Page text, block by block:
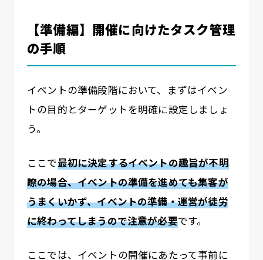
【準備編】開催に向けたタスク管理
の手順
イベントの準備段階において、まずはイベン
トの目的とターゲットを明確に設定しましょ
う。
ここで最初に決定するイベントの趣旨が不明
瞭の場合、イベントの準備を進めても集客が
うまくいかず、イベントの準備・運営が徒労
に終わってしまうので注意が必要です。
ここでは、イベントの開催にあたって事前に